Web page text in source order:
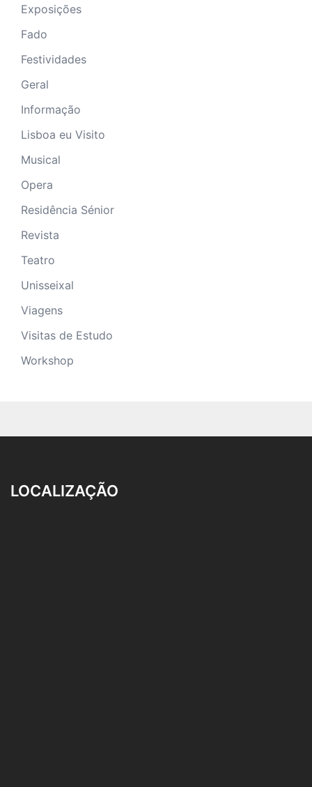
Exposições
Fado
Festividades
Geral
Informação
Lisboa eu Visito
Musical
Opera
Residência Sénior
Revista
Teatro
Unisseixal
Viagens
Visitas de Estudo
Workshop
LOCALIZAÇÃO